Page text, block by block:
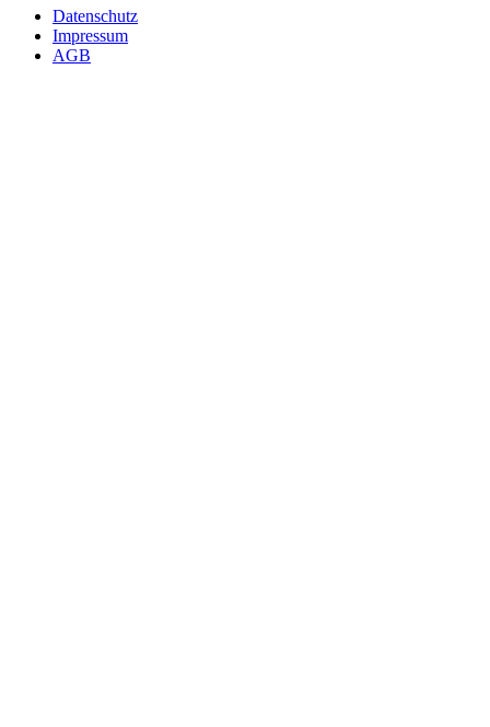
Datenschutz
Impressum
AGB